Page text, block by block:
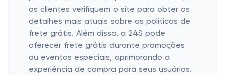
os clientes verifiquem o site para obter os
detalhes mais atuais sobre as políticas de
frete grátis. Além disso, a 24S pode
oferecer frete grátis durante promoções
ou eventos especiais, aprimorando a
experiência de compra para seus usuários.